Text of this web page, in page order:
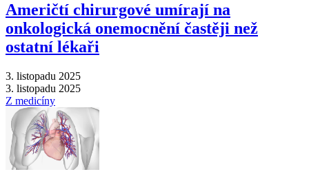
Američtí chirurgové umírají na
onkologická onemocnění častěji než
ostatní lékaři
3. listopadu 2025
3. listopadu 2025
Z medicíny